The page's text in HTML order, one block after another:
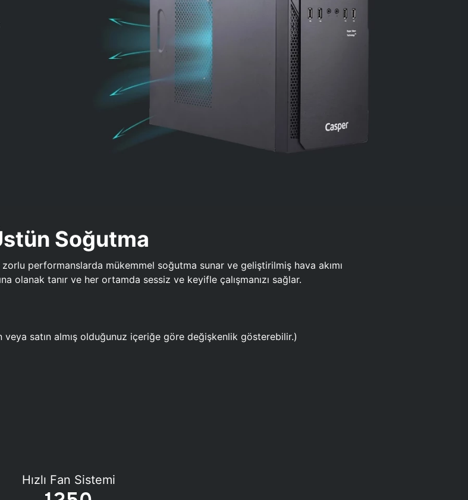
Soğutma
performanslarda mükemmel soğutma sunar ve geliştirilmiş hava akımı
olanak tanır ve her ortamda sessiz ve keyifle çalışmanızı sağlar.
satın almış olduğunuz içeriğe göre değişkenlik gösterebilir.)
Hızlı Fan Sistemi